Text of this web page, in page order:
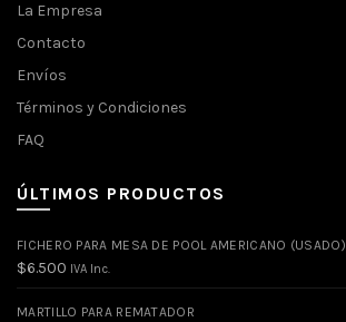
La Empresa
Contacto
Envíos
Términos y Condiciones
FAQ
ÚLTIMOS PRODUCTOS
FICHERO PARA MESA DE POOL AMERICANO (USADO)
$6.500 IVA Inc.
MARTILLO PARA REMATADOR